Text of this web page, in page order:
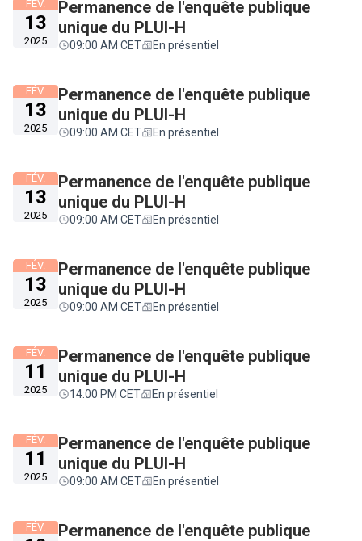
FÉV.
13
2025
Permanence de l'enquête publique
unique du PLUI-H
09:00 AM CET En présentiel
FÉV.
13
2025
Permanence de l'enquête publique
unique du PLUI-H
09:00 AM CET En présentiel
FÉV.
13
2025
Permanence de l'enquête publique
unique du PLUI-H
09:00 AM CET En présentiel
FÉV.
13
2025
Permanence de l'enquête publique
unique du PLUI-H
09:00 AM CET En présentiel
FÉV.
11
2025
Permanence de l'enquête publique
unique du PLUI-H
14:00 PM CET En présentiel
FÉV.
11
2025
Permanence de l'enquête publique
unique du PLUI-H
09:00 AM CET En présentiel
FÉV. Permanence de l'enquête publique